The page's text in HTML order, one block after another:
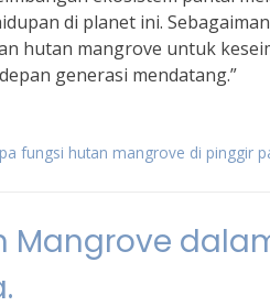
di planet ini.
hutan mangrove untuk
generasi mendatang.”
fungsi hutan mangrove di pinggir
Mangrove